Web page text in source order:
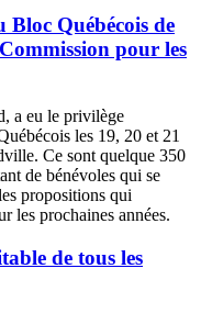
Québécois de
pour les
a eu le privilège
les 19, 20 et 21
Ce sont quelque 350
de bénévoles qui se
propositions qui
les prochaines années.
de tous les